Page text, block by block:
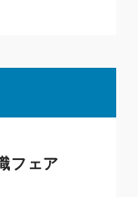
フェア